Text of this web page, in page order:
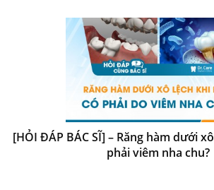
[HỎI ĐÁP BÁC SĨ] – Răng hàm dưới
phải viêm nha chu?